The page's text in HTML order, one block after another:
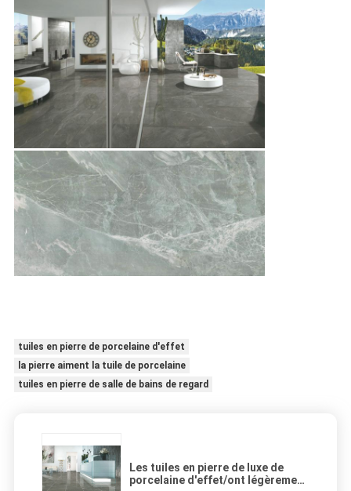
tuiles en pierre de porcelaine d'effet
la pierre aiment la tuile de porcelaine
tuiles en pierre de salle de bains de regard
Les tuiles en pierre de luxe de
porcelaine d'effet/ont légèrement